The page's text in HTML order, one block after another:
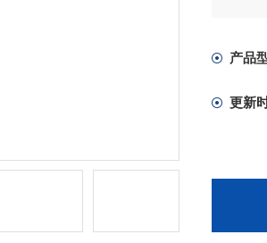
产品
更新